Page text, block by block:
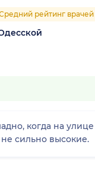
рейтинг врачей
когда на
сильно высокие.